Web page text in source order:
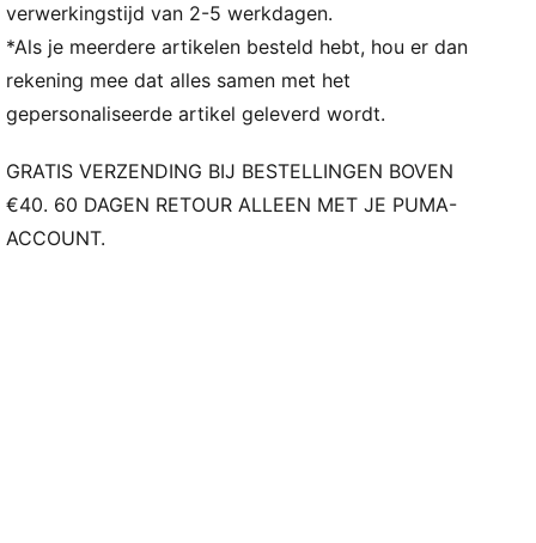
Pasvorm: Normaal
Type hoofdmateriaal: Dubbelzijdig jacquard
Hals: V-hals
Korte mouwen
Panden van mesh voor ventilatie
Met spelersnaam en -nummer
verwerkingstijd van 2-5 werkdagen.
*Als je meerdere artikelen besteld hebt, hou er dan
rekening mee dat alles samen met het
gepersonaliseerde artikel geleverd wordt.
GRATIS VERZENDING BIJ BESTELLINGEN BOVEN
€40. 60 DAGEN RETOUR ALLEEN MET JE PUMA-
ACCOUNT.